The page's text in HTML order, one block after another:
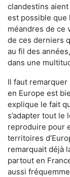
clandestins
est possible que
méandres de ce
de ces derniers
au fil des
dans une
Il faut
en Europe est
explique le fait
s’adapter tout le
reproduire pour
territoires
remarquait déjà
partout en
aussi